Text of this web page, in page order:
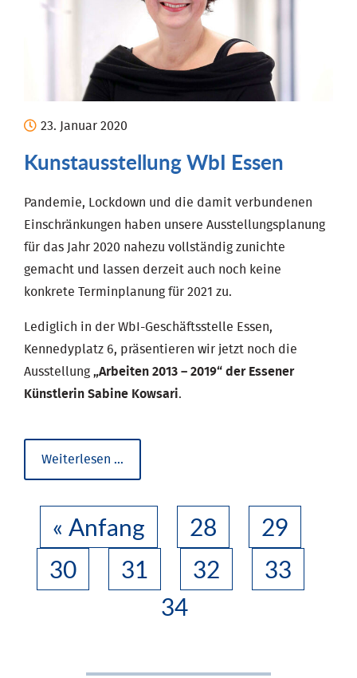
23. Januar 2020
Kunstausstellung WbI Essen
Pandemie, Lockdown und die damit verbundenen
Einschränkungen haben unsere Ausstellungsplanung
für das Jahr 2020 nahezu vollständig zunichte
gemacht und lassen derzeit auch noch keine
konkrete Terminplanung für 2021 zu.
Lediglich in der WbI-Geschäftsstelle Essen,
Kennedyplatz 6, präsentieren wir jetzt noch die
Ausstellung „Arbeiten 2013 – 2019“ der Essener
Künstlerin Sabine Kowsari.
Weiterlesen …
WbI
Essen
« Anfang 28
29
30
31 32
33
34